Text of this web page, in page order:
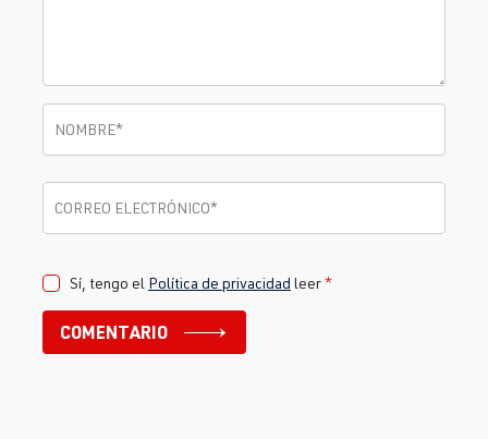
NOMBRE*
CORREO ELECTRÓNICO*
Sí, tengo el Política de privacidad leer*
COMENTARIO